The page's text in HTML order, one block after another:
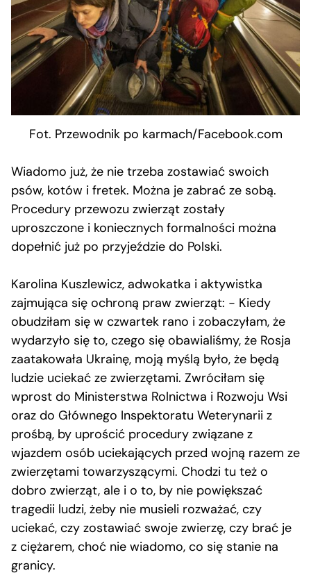
Fot. Przewodnik po karmach/Facebook.com
Wiadomo już, że nie trzeba zostawiać swoich
psów, kotów i fretek. Można je zabrać ze sobą.
Procedury przewozu zwierząt zostały
uproszczone i koniecznych formalności można
dopełnić już po przyjeździe do Polski.
Karolina Kuszlewicz, adwokatka i aktywistka
zajmująca się ochroną praw zwierząt: − Kiedy
obudziłam się w czwartek rano i zobaczyłam, że
wydarzyło się to, czego się obawialiśmy, że Rosja
zaatakowała Ukrainę, moją myślą było, że będą
ludzie uciekać ze zwierzętami. Zwróciłam się
wprost do Ministerstwa Rolnictwa i Rozwoju Wsi
oraz do Głównego Inspektoratu Weterynarii z
prośbą, by uprościć procedury związane z
wjazdem osób uciekających przed wojną razem ze
zwierzętami towarzyszącymi. Chodzi tu też o
dobro zwierząt, ale i o to, by nie powiększać
tragedii ludzi, żeby nie musieli rozważać, czy
uciekać, czy zostawiać swoje zwierzę, czy brać je
z ciężarem, choć nie wiadomo, co się stanie na
granicy.